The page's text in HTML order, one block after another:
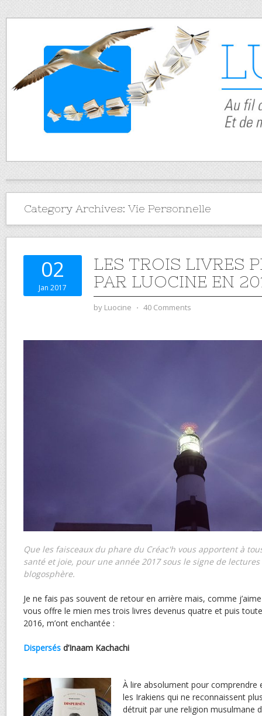
Category Archives: Vie Personnelle
02
Jan 2017
LES TROIS LIVRES
PAR LUOCINE EN
by Luocine ⋅ 40 Comments
Que les faisceaux du phare du Créac'h vous apportent à
santé et joie, pour une année 2017 sous le signe de
blogosphère.
Je ne fais pas souvent de retour en arrière mais, comme
vous offre le mien mes trois livres devenus quatre et puis
2016, m’ont enchantée :
Dispersés d’Inaam Kachachi
À lire absolument pour comprendre
les Irakiens qui ne reconnaissent
détruit par une religion musulmane